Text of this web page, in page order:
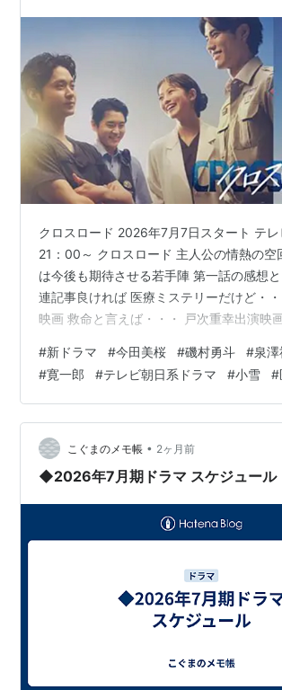
クロスロード 2026年7月7日スタート テレ
21：00～ クロスロード 主人公の情熱の空
は今後も期待させる若手陣 第一話の感想
連記事良ければ 医療ミステリーだけど・
映画 救命と言えば・・・ 戸次重幸出演映
げられる救命・警察・救急隊が交差すると
かれて観賞しました。 主人公の情熱の空回
を言えば、第1話の時点では「ちょっと見
い」と感じる場面が多くありました。 「
という主人公の情熱は十分伝わるのですが
と言う言葉半面実…
#新ドラマ #今田美桜 #磯村勇斗 #泉
#寛一郎 #テレビ朝日系ドラマ #小雪 #
こぐまのメモ帳 • 2ヶ月前
◆2026年7月期ドラマ スケジュール